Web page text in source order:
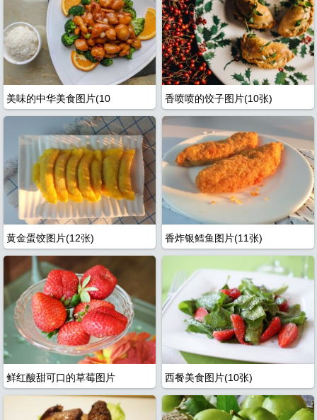
全
香喷喷的饺子图片(10张)
美味的中华美食图片(10
香炸银鳕鱼图片(11张)
黄金蛋饺图片(12张)
西餐美食图片(10张)
鲜红酸甜可口的草莓图片